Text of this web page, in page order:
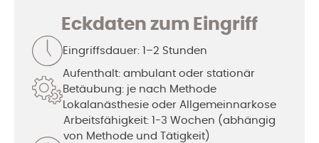
Eckdaten zum Eingriff
Eingriffsdauer: 1–2 Stunden
Aufenthalt: ambulant oder stationär
Betäubung: je nach Methode
Lokalanästhesie oder Allgemeinnarkose
Arbeitsfähigkeit: 1-3 Wochen (abhängig
von Methode und Tätigkeit)